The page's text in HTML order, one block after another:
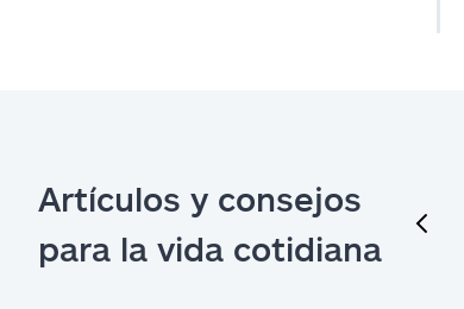
Artículos y consejos
para la vida cotidiana